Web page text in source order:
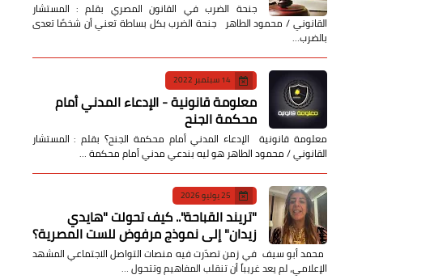
جنحة الضرب في القانون المصري بقلم : المستشار
القانوني / محمود الطاهر جنحة الضرب بكل بساطة تعني أن شخصًا تعدى
بالضرب…
14 سبتمبر 2022
معلومة قانونية - الإدعاء المدني أمام
محكمة الجنح
معلومة قانونية الإدعاء المدني أمام محكمة الجنح؟ بقلم : المستشار
القانوني / محمود الطاهر هو ليه بندعي مدني أمام محكمة …
25 يوليو 2026
​"تريند القباحة".. كيف تحولت "هايدي
زيدان" إلى نموذج مرفوض للست المصرية؟
​ محمد أبو سيف ​في زمن تصدّرت فيه منصات التواصل الاجتماعي المشهد
الإعلامي، لم يعد غريباً أن تنقلب المفاهيم وتتحول …